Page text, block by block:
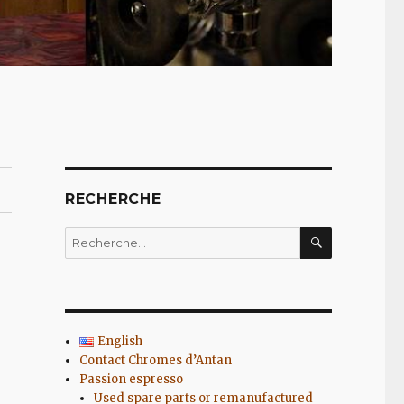
RECHERCHE
Recherche
pour
English
Contact Chromes d’Antan
Passion espresso
Used spare parts or remanufactured